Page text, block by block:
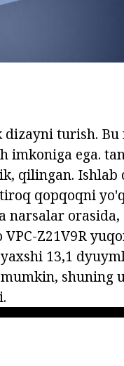
turish.
ega.
qilingan. Ishlab
qopqoqni
narsalar
Z21V9R
13,1
shuning